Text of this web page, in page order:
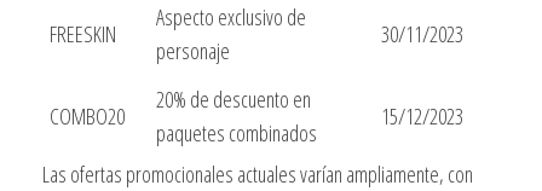
FREESKIN
Aspecto exclusivo de
personaje
30/11/2023
COMBO20
20% de descuento en
paquetes combinados
15/12/2023
Las ofertas promocionales actuales varían ampliamente, con